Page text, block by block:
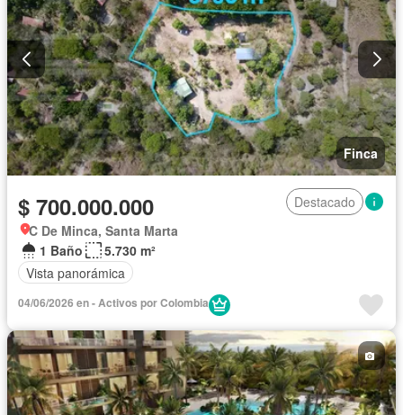
Finca
$ 700.000.000
Destacado
C De Minca, Santa Marta
1 Baño
5.730 m²
Vista panorámica
04/06/2026 en - Activos por Colombia